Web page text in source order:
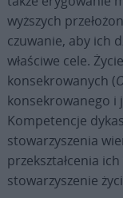
wyższych
czuwanie, aby ich
właściwe cele.
konsekrowanych (
konsekrowanego i
Kompetencje
stowarzyszenia
przekształcenia
stowarzyszenie